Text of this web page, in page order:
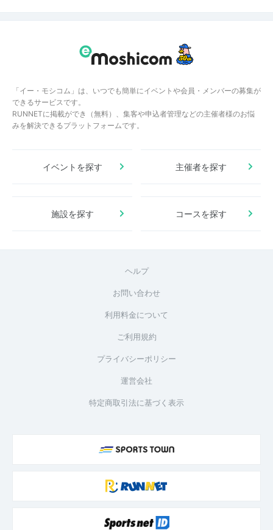
「イー・モシコム」は、いつでも簡単にイベントや会員・メンバーの募集が
できるサービスです。
RUNNETに掲載ができ（無料）、集客や申込者管理などの主催者様のお悩
みを解決できるプラットフォームです。
イベントを探す 主催者を探す
施設を探す コースを探す
ヘルプ
お問い合わせ
利用料金について
ご利用規約
プライバシーポリシー
運営会社
特定商取引法に基づく表示